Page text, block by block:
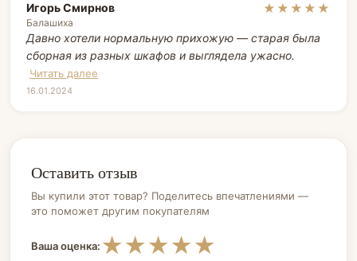
Игорь Смирнов
Балашиха
★★★★★
Давно хотели нормальную прихожую — старая была
сборная из разных шкафов и выглядела ужасно.
Читать далее
16.01.2024
Оставить отзыв
Вы купили этот товар? Поделитесь впечатлениями —
это поможет другим покупателям
Ваша оценка: ★
★
★
★
★